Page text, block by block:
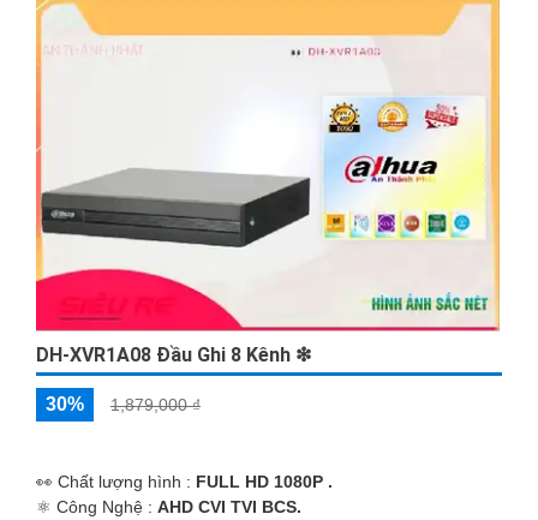
DH-XVR1A08 Đầu Ghi 8 Kênh ❇
30% 1,879,000 ₫
️👀 Chất lượng hình : FULL HD 1080P .
⚛️ Công Nghệ : AHD CVI TVI BCS.